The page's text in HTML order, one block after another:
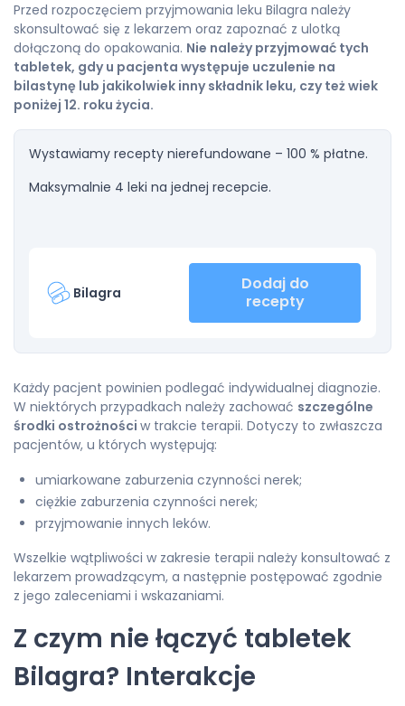
Przed rozpoczęciem przyjmowania leku Bilagra należy
skonsultować się z lekarzem oraz zapoznać z ulotką
dołączoną do opakowania. Nie należy przyjmować tych
tabletek, gdy u pacjenta występuje uczulenie na
bilastynę lub jakikolwiek inny składnik leku, czy też wiek
poniżej 12. roku życia.
Wystawiamy recepty nierefundowane – 100 % płatne.
Maksymalnie 4 leki na jednej recepcie.
Bilagra
Dodaj do
recepty
Każdy pacjent powinien podlegać indywidualnej diagnozie.
W niektórych przypadkach należy zachować szczególne
środki ostrożności w trakcie terapii. Dotyczy to zwłaszcza
pacjentów, u których występują:
umiarkowane zaburzenia czynności nerek;
ciężkie zaburzenia czynności nerek;
przyjmowanie innych leków.
Wszelkie wątpliwości w zakresie terapii należy konsultować z
lekarzem prowadzącym, a następnie postępować zgodnie
z jego zaleceniami i wskazaniami.
Z czym nie łączyć tabletek
Bilagra? Interakcje